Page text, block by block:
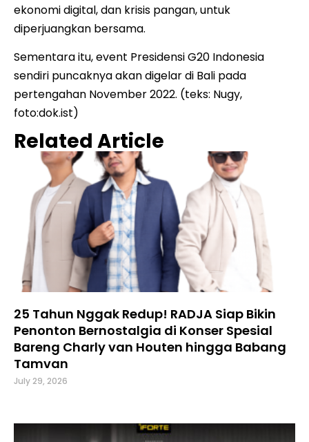
ekonomi digital, dan krisis pangan, untuk
diperjuangkan bersama.
Sementara itu, event Presidensi G20 Indonesia
sendiri puncaknya akan digelar di Bali pada
pertengahan November 2022. (teks: Nugy,
foto:dok.ist)
Related Article
25 Tahun Nggak Redup! RADJA Siap Bikin
Penonton Bernostalgia di Konser Spesial
Bareng Charly van Houten hingga Babang
Tamvan
July 29, 2026